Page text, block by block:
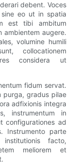
debent. Voces
eo ut in spatia
est tibi ambitum
ambientem augere.
volumine humili
collocationem
considera ut
fidum servat.
purga, gradus pilae
adfixionis integra
instrumentum in
configurationes ad
Instrumento parte
facto,
meliorem et